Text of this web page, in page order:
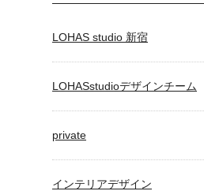
LOHAS studio 新宿
LOHASstudioデザインチーム
private
インテリアデザイン